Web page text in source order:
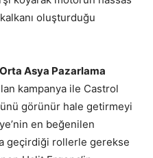
oluşturduğu
Asya Pazarlama
kampanya ile Castrol
görünür hale getirmeyi
en beğenilen
geçirdiği rollerle gerekse